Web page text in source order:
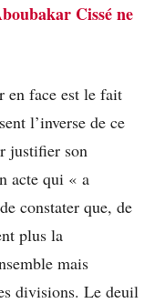
Cissé ne
en face est le fait
l’inverse de ce
justifier son
acte qui « a
constater que, de
plus la
mais
divisions. Le deuil